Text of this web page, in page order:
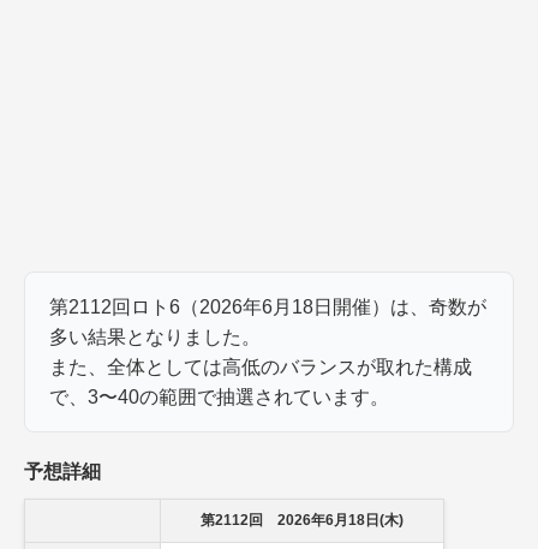
第2112回ロト6（2026年6月18日開催）は、奇数が
多い結果となりました。
また、全体としては高低のバランスが取れた構成
で、3〜40の範囲で抽選されています。
予想詳細
第2112回 2026年6月18日(木)